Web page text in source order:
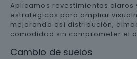
Aplicamos revestimientos claros
estratégicos para ampliar
mejorando así distribución,
comodidad sin comprometer el
Cambio de suelos